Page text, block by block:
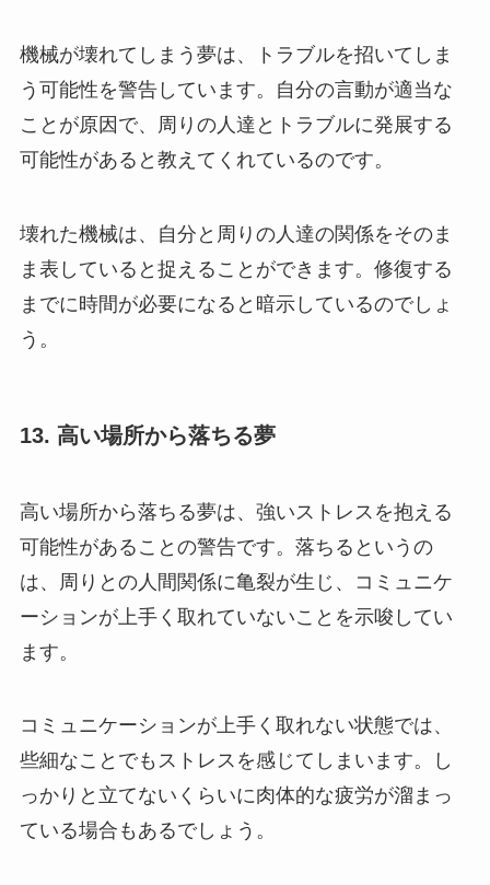
機械が壊れてしまう夢は、トラブルを招いてしま
う可能性を警告しています。自分の言動が適当な
ことが原因で、周りの人達とトラブルに発展する
可能性があると教えてくれているのです。
壊れた機械は、自分と周りの人達の関係をそのま
ま表していると捉えることができます。修復する
までに時間が必要になると暗示しているのでしょ
う。
13. 高い場所から落ちる夢
高い場所から落ちる夢は、強いストレスを抱える
可能性があることの警告です。落ちるというの
は、周りとの人間関係に亀裂が生じ、コミュニケ
ーションが上手く取れていないことを示唆してい
ます。
コミュニケーションが上手く取れない状態では、
些細なことでもストレスを感じてしまいます。し
っかりと立てないくらいに肉体的な疲労が溜まっ
ている場合もあるでしょう。